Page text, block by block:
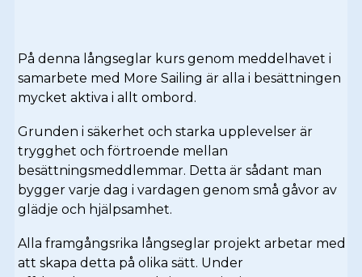
På denna långseglar kurs genom meddelhavet i
samarbete med More Sailing är alla i besättningen
mycket aktiva i allt ombord.
Grunden i säkerhet och starka upplevelser är
trygghet och förtroende mellan
besättningsmeddlemmar. Detta är sådant man
bygger varje dag i vardagen genom små gåvor av
glädje och hjälpsamhet.
Alla framgångsrika långseglar projekt arbetar med
att skapa detta på olika sätt. Under